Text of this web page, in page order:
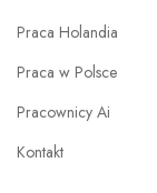
Praca Holandia
Praca w Polsce
Pracownicy Ai
Kontakt